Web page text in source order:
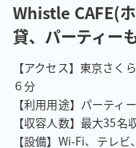
Whistle CAFE(
貸、パーティー
【アクセス】東京さく
６分
【利用用途】パーティ
【収容人数】最大35名
【設備】Wi-Fi、テレ